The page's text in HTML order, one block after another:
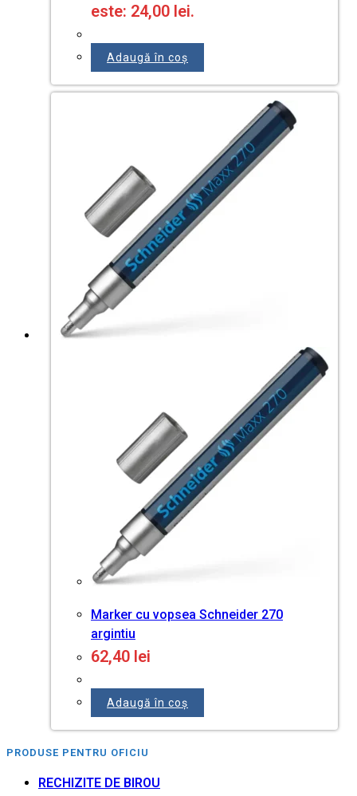
este: 24,00 lei.
Adaugă în coș
Marker cu vopsea Schneider 270
argintiu
62,40 lei
Adaugă în coș
PRODUSE PENTRU OFICIU
RECHIZITE DE BIROU